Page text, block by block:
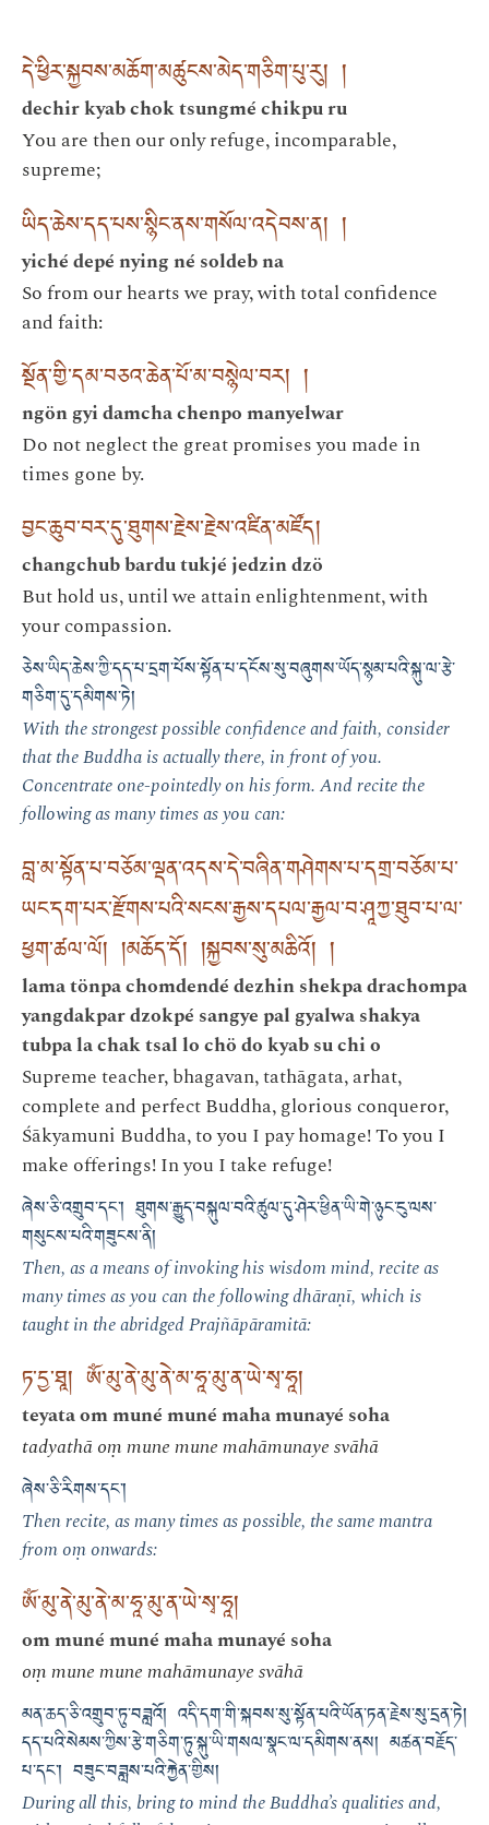
དེ་ཕྱིར་སྐྱབས་མཆོག་མཚུངས་མེད་གཅིག་པུ་རུ། །
dechir kyab chok tsungmé chikpu ru
You are then our only refuge, incomparable,
supreme;
ཡིད་ཆེས་དད་པས་སྙིང་ནས་གསོལ་འདེབས་ན། །
yiché depé nying né soldeb na
So from our hearts we pray, with total confidence
and faith:
སྔོན་གྱི་དམ་བཅའ་ཆེན་པོ་མ་བསྙེལ་བར། །
ngön gyi damcha chenpo manyelwar
Do not neglect the great promises you made in
times gone by.
བྱང་ཆུབ་བར་དུ་ཐུགས་རྗེས་རྗེས་འཛིན་མཛོད།
changchub bardu tukjé jedzin dzö
But hold us, until we attain enlightenment, with
your compassion.
ཅེས་ཡིད་ཆེས་ཀྱི་དད་པ་དྲག་པོས་སྟོན་པ་དངོས་སུ་བཞུགས་ཡོད་སྙམ་པའི་སྐུ་ལ་རྩེ་
གཅིག་དུ་དམིགས་ཏེ།
With the strongest possible confidence and faith, consider
that the Buddha is actually there, in front of you.
Concentrate one-pointedly on his form. And recite the
following as many times as you can:
བླ་མ་སྟོན་པ་བཅོམ་ལྡན་འདས་དེ་བཞིན་གཤེགས་པ་དགྲ་བཅོམ་པ་
ཡང་དག་པར་རྫོགས་པའི་སངས་རྒྱས་དཔལ་རྒྱལ་བ་ཤཱཀྱ་ཐུབ་པ་ལ་
ཕྱག་ཚལ་ལོ། །མཆོད་དོ། །སྐྱབས་སུ་མཆིའོ། །
lama tönpa chomdendé dezhin shekpa drachompa
yangdakpar dzokpé sangye pal gyalwa shakya
tubpa la chak tsal lo chö do kyab su chi o
Supreme teacher, bhagavan, tathāgata, arhat,
complete and perfect Buddha, glorious conqueror,
Śākyamuni Buddha, to you I pay homage! To you I
make offerings! In you I take refuge!
ཞེས་ཅི་འགྲུབ་དང་། ཐུགས་རྒྱུད་བསྐུལ་བའི་ཚུལ་དུ་ཤེར་ཕྱིན་ཡི་གེ་ཉུང་ངུ་ལས་
གསུངས་པའི་གཟུངས་ནི།
Then, as a means of invoking his wisdom mind, recite as
many times as you can the following dhāraṇī, which is
taught in the abridged Prajñāpāramitā:
ཏ་དྱ་ཐཱ། ཨོཾ་མུ་ནེ་མུ་ནེ་མ་ཧཱ་མུ་ན་ཡེ་སྭ་ཧཱ།
teyata om muné muné maha munayé soha
tadyathā oṃ mune mune mahāmunaye svāhā
ཞེས་ཅི་རིགས་དང་།
Then recite, as many times as possible, the same mantra
from oṃ onwards:
ཨོཾ་མུ་ནེ་མུ་ནེ་མ་ཧཱ་མུ་ན་ཡེ་སྭ་ཧཱ།
om muné muné maha munayé soha
oṃ mune mune mahāmunaye svāhā
མན་ཆད་ཅི་འགྲུབ་ཏུ་བཟླའོ། འདི་དག་གི་སྐབས་སུ་སྟོན་པའི་ཡོན་ཏན་རྗེས་སུ་དྲན་ཏེ།
དད་པའི་སེམས་ཀྱིས་རྩེ་གཅིག་ཏུ་སྐུ་ཡི་གསལ་སྣང་ལ་དམིགས་ནས། མཚན་བརྗོད་
པ་དང་། བཟུང་བཟླས་པའི་རྐྱེན་གྱིས།
During all this, bring to mind the Buddha’s qualities and,